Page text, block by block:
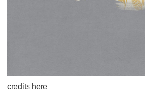
credits here